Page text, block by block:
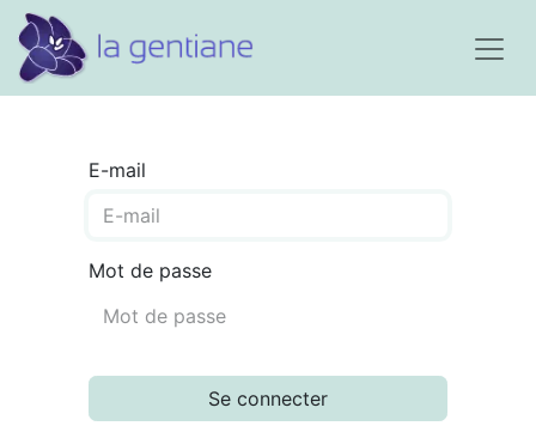
E-mail
Mot de passe
Se connecter